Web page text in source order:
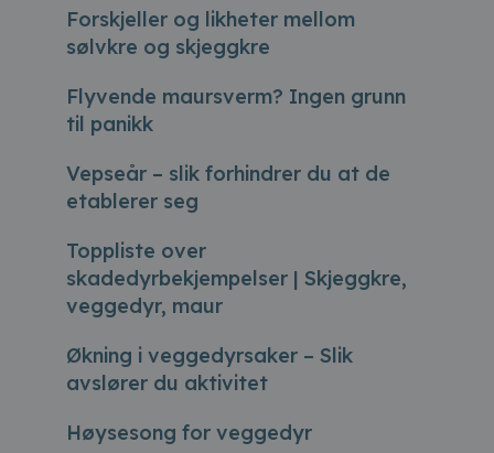
Forskjeller og likheter mellom
sølvkre og skjeggkre
Flyvende maursverm? Ingen grunn
til panikk
Vepseår – slik forhindrer du at de
etablerer seg
Toppliste over
skadedyrbekjempelser | Skjeggkre,
veggedyr, maur
Økning i veggedyrsaker – Slik
avslører du aktivitet
Høysesong for veggedyr